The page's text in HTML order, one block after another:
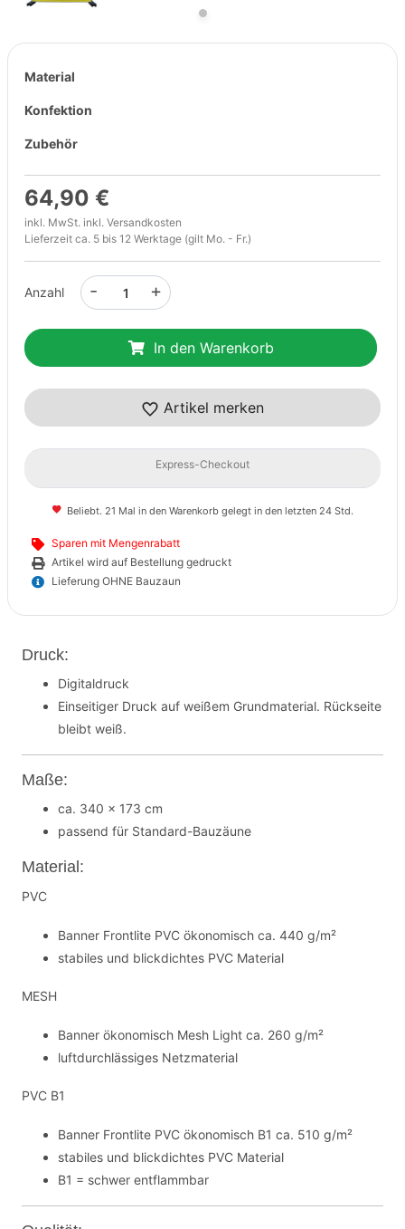
Material
Konfektion
Zubehör
64,90 €
inkl. MwSt. inkl. Versandkosten
Lieferzeit ca. 5 bis 12 Werktage (gilt Mo. - Fr.)
Anzahl +
-
In den Warenkorb
Artikel merken
Express-Checkout
Beliebt. 21 Mal in den Warenkorb gelegt in den letzten 24 Std.
Sparen mit Mengenrabatt
Artikel wird auf Bestellung gedruckt
Lieferung OHNE Bauzaun
Druck:
Digitaldruck
Einseitiger Druck auf weißem Grundmaterial. Rückseite
bleibt weiß.
Maße:
ca. 340 x 173 cm
passend für Standard-Bauzäune
Material:
PVC
Banner Frontlite PVC ökonomisch ca. 440 g/m²
stabiles und blickdichtes PVC Material
MESH
Banner ökonomisch Mesh Light ca. 260 g/m²
luftdurchlässiges Netzmaterial
PVC B1
Banner Frontlite PVC ökonomisch B1 ca. 510 g/m²
stabiles und blickdichtes PVC Material
B1 = schwer entflammbar